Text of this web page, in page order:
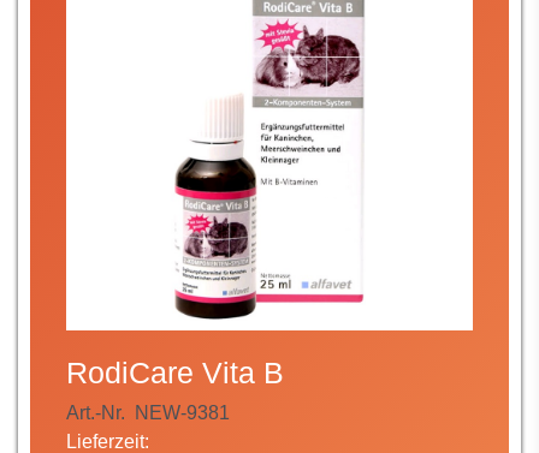
RodiCare Vita B
Art.-Nr.
NEW-9381
Lieferzeit: